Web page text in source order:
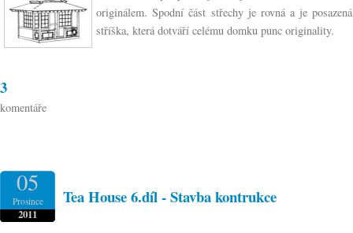
originálem. Spodní část střechy je rovná a je
stříška, která dotváří celému domku punc originality.
3
komentáře
05
Prosince
2011
Tea House 6.díl - Stavba kontrukce